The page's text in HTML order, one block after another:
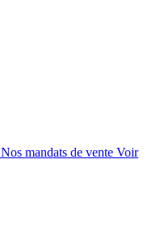
Nos mandats de vente Voir